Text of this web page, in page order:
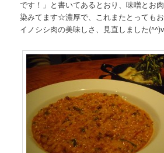
です！」と書いてあるとおり、味噌とお
染みてます☆濃厚で、これまたとってもお
イノシシ肉の美味しさ、見直しました